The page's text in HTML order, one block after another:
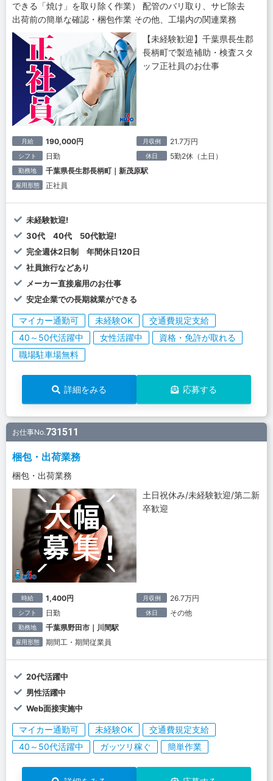
できる「焼け」を取り除く作業） 配管のバリ取り、サビ除去
出荷前の簡単な確認・梱包作業 その他、工場内の関連業務
【未経験歓迎】千葉県長生郡
長柄町で製造補助・検査スタ
ッフ正社員のお仕事
月給 190,000円 月収例 21.7万円
シフト 日勤 休日 5勤2休（土日）
勤務地 千葉県長生郡長柄町｜新茂原駅
雇用形態 正社員
未経験歓迎!
30代 40代 50代歓迎!
完全週休2日制 年間休日120日
社員旅行などあり
メーカー直接雇用のお仕事
安定企業での長期就業ができる
マイカー通勤可 未経験OK
交通費規定支給
40～50代活躍中
女性活躍中
資格・免許が取れる
職場駐車場無料
詳細をみる 応募する
お仕事No.731511
梱包・出荷業務
梱包・出荷業務
土日祝休み/未経験歓迎/第二新
卒歓迎
時給 1,400円 月収例 26.7万円
シフト 日勤 休日 その他
勤務地 千葉県野田市｜川間駅
雇用形態 期間工・期間従業員
20代活躍中
男性活躍中
Web面接実施中
マイカー通勤可 未経験OK
交通費規定支給
40～50代活躍中
ガッツリ稼ぐ 簡単作業